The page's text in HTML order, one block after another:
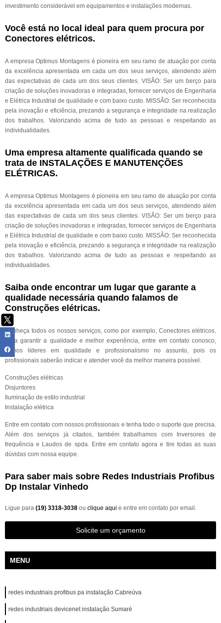
investimento considerável em equipamentos e instalações modernas.
Você está no local ideal para quem procura por
Conectores elétricos.
A empresa Optimus Montagens é pioneira em seu ramo de atuação por conta
da excelência apresentada em cada um dos seus serviços, atendendo além
das expectativas de cada um dos seus clientes. VISÃO: Ser um berço para
criação de soluções inovadoras e integradas, fornecer serviços de Engenharia
e Elétrica Industrial de qualidade e com baixo custo. MISSÃO: Ser reconhecida
pela inovação e eficiência, prezando a segurança e integridade na realização
dos trabalhos. Valorizando acima de tudo as pessoas e respeitando as
individualidades.
Uma empresa altamente qualificada quando se
trata de INSTALAÇÕES E MANUTENÇÕES
ELÉTRICAS.
A empresa Optimus Montagens é pioneira em seu ramo de atuação por conta
da excelência apresentada em cada um dos seus serviços, atendendo além
das expectativas de cada um dos seus clientes. VISÃO: Ser um berço para
criação de soluções inovadoras e integradas, fornecer serviços de Engenharia
e Elétrica Industrial de qualidade e com baixo custo. MISSÃO: Ser reconhecida
pela inovação e eficiência, prezando a segurança e integridade na realização
dos trabalhos. Valorizando acima de tudo as pessoas e respeitando as
individualidades.
Saiba onde encontrar um lugar que garante a
qualidade necessária quando falamos de
Construções elétricas.
Conheça todos os nossos serviços, como por exemplo, Conectores elétricos.
Para garantir a qualidade e melhor experiência, entre em contato conosco,
somos líderes em qualidade e profissionalismo no assunto, pois os
profissionais saberão indicar e atender você da melhor maneira possível.
Construções elétricas
Disjuntores
Iluminação de estilo industrial
Instalação elétrica
Entre em contato com nossos profissionais e tenha todo o suporte que precisa.
Além dos serviços já citados, também trabalhamos com Inversores de
frequência e Laudos de spda. Entre em contato agora e tire todas as suas
dúvidas com nossa equipe.
Para saber mais sobre Redes Industriais Profibus
Dp Instalar Vinhedo
Ligue para (19) 3318-3038 ou clique aqui e entre em contato por email.
Solicite um orçamento
MENU
redes industriais profibus pa instalação Cabreúva
redes industriais devicenet instalação Sumaré